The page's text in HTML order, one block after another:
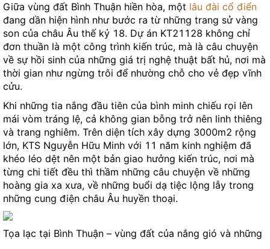
Giữa vùng đất Bình Thuận hiền hòa, một lâu đài cổ điển
đang dần hiện hình như bước ra từ những trang sử vàng
son của châu Âu thế kỷ 18. Dự án KT21128 không chỉ
đơn thuần là một công trình kiến trúc, mà là câu chuyện
về sự hồi sinh của những giá trị nghệ thuật bất hủ, nơi mà
thời gian như ngừng trôi để nhường chỗ cho vẻ đẹp vĩnh
cửu.
Khi những tia nắng đầu tiên của bình minh chiếu rọi lên
mái vòm tráng lệ, cả không gian bỗng trở nên linh thiêng
và trang nghiêm. Trên diện tích xây dựng 3000m2 rộng
lớn, KTS Nguyễn Hữu Minh với 11 năm kinh nghiệm đã
khéo léo dệt nên một bản giao hưởng kiến trúc, nơi mà
từng chi tiết đều thì thầm những câu chuyện về những
hoàng gia xa xưa, về những buổi dạ tiệc lộng lẫy trong
những cung điện châu Âu huyền thoại.
Tọa lạc tại Bình Thuận – vùng đất của nắng gió và những